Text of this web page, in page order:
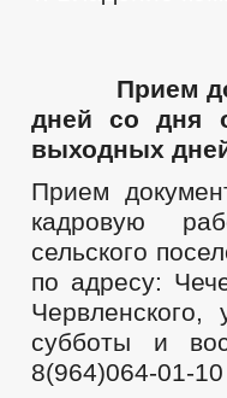
Прием
дней со дня
выходных
Прием
кадровую
сельского
по адресу:
субботы и
8(964)064-01-10